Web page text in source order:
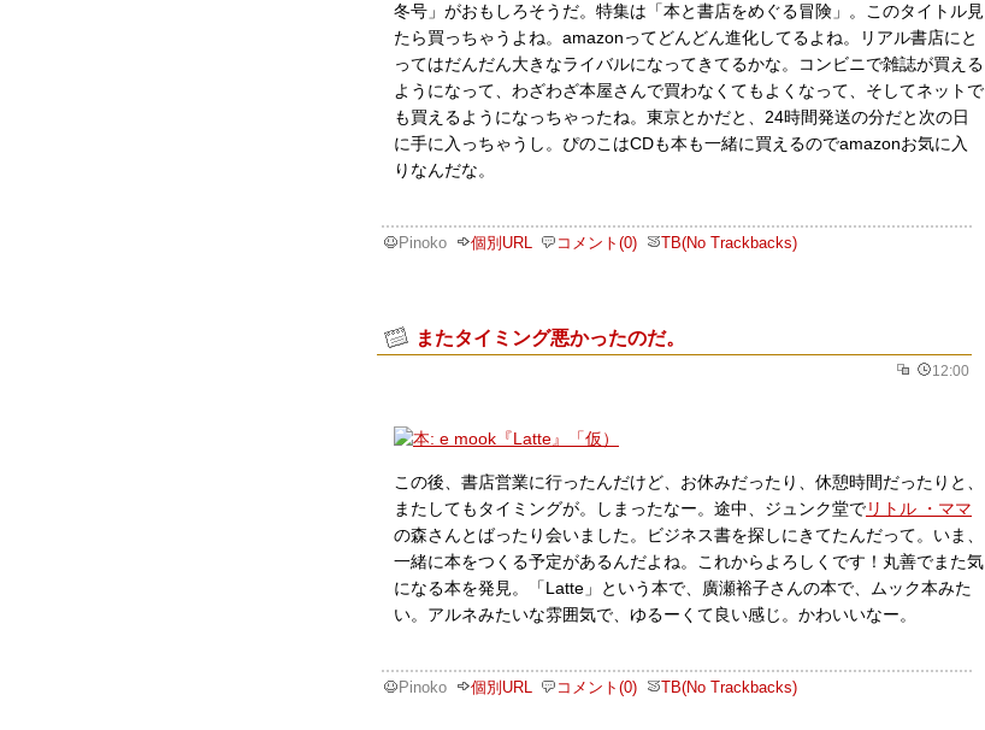
冬号」がおもしろそうだ。特集は「本と書店をめぐる冒険」。このタイトル見
たら買っちゃうよね。amazonってどんどん進化してるよね。リアル書店にと
ってはだんだん大きなライバルになってきてるかな。コンビニで雑誌が買える
ようになって、わざわざ本屋さんで買わなくてもよくなって、そしてネットで
も買えるようになっちゃったね。東京とかだと、24時間発送の分だと次の日
に手に入っちゃうし。ぴのこはCDも本も一緒に買えるのでamazonお気に入
りなんだな。
Pinoko 個別URL コメント(0) TB(No Trackbacks)
またタイミング悪かったのだ。
12:00
この後、書店営業に行ったんだけど、お休みだったり、休憩時間だったりと、
またしてもタイミングが。しまったなー。途中、ジュンク堂で リトル ・ママ
の森さんとばったり会いました。ビジネス書を探しにきてたんだって。いま、
一緒に本をつくる予定があるんだよね。これからよろしくです！丸善でまた気
になる本を発見。「Latte」という本で、廣瀬裕子さんの本で、ムック本みた
い。アルネみたいな雰囲気で、ゆるーくて良い感じ。かわいいなー。
Pinoko 個別URL コメント(0) TB(No Trackbacks)